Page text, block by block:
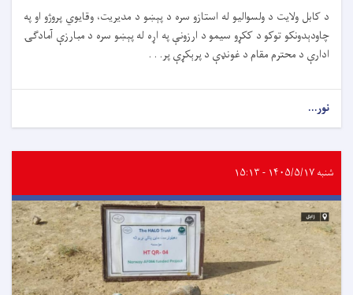
د کابل ولایت د ولسوالیو له استازو سره د پېښو د مدیریت، وقایوي پروژو او په
چاودېدونکو توکو د ککړو سیمو د ارزونې په اړه له پېښو سره د مبارزې آمادګۍ
ادارې د محترم مقام د غونډې د پرېکړې پر. . .
نور...
شنبه ۱۴۰۵/۵/۱۷ - ۱۵:۱۳